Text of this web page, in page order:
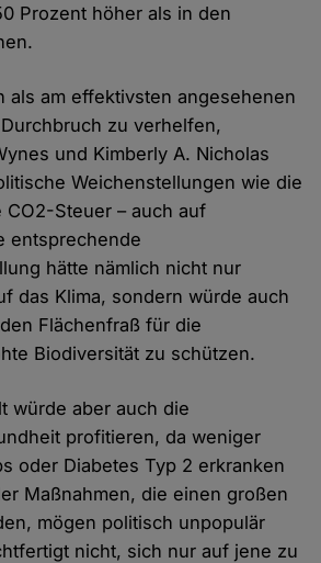
Prozent höher als in den
als am effektivsten angesehenen
zu verhelfen,
und Kimberly A. Nicholas
Weichenstellungen wie die
Steuer – auch auf
entsprechende
hätte nämlich nicht nur
das Klima, sondern würde auch
Flächenfraß für die
Biodiversität zu schützen.
würde aber auch die
profitieren, da weniger
oder Diabetes Typ 2 erkranken
Maßnahmen, die einen großen
mögen politisch unpopulär
nicht, sich nur auf jene zu